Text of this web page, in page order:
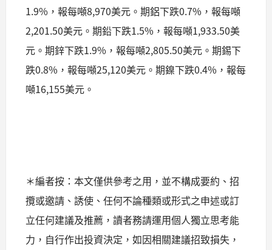
1.9%，報每噸8,970美元。期鋁下跌0.7%，報每噸
2,201.50美元。期鉛下跌1.5%，報每噸1,933.50美
元。期鋅下跌1.9%，報每噸2,805.50美元。期錫下
跌0.8%，報每噸25,120美元。期鎳下跌0.4%，報每
噸16,155美元。
＊編者按：本文僅供參考之用，並不構成要約、招
攬或邀請、誘使、任何不論種類或形式之申述或訂
立任何建議及推薦，讀者務請運用個人獨立思考能
力，自行作出投資決定，如因相關建議招致損失，